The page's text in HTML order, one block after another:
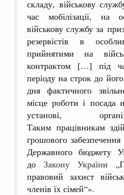
складу, військову
час мобілізації, на
військову службу за
резервістів в
прийнятими на
контрактом […] під
періоду на строк до
дня фактичного
місце роботи і посада
установі,
Таким працівникам
грошового
Державного бюджету
до Закону України
правовий захист
членів їх сімей“».